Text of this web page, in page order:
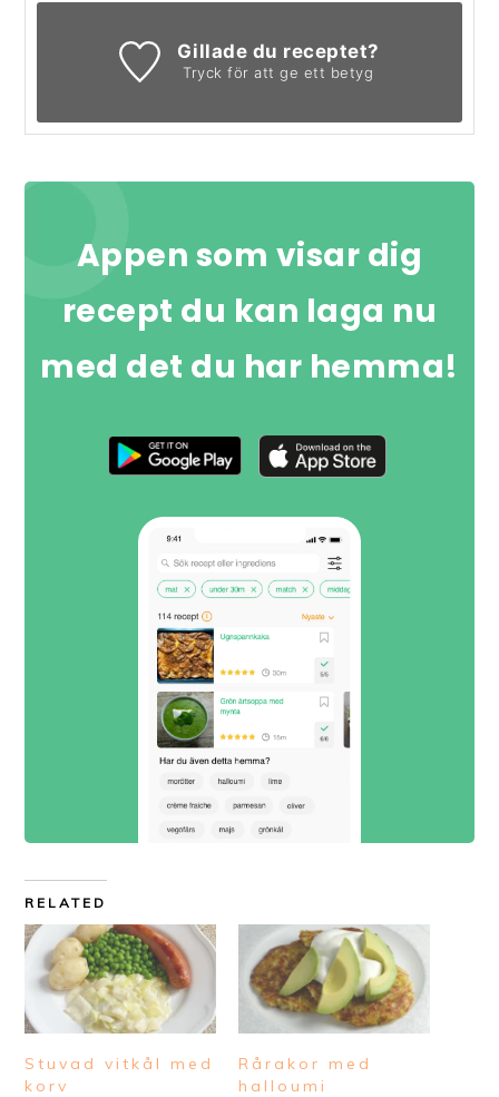
Gillade du receptet?
Tryck för att ge ett betyg
Appen som visar dig
recept du kan laga nu
med det du har hemma!
RELATED
Stuvad vitkål med
korv
Rårakor med
halloumi